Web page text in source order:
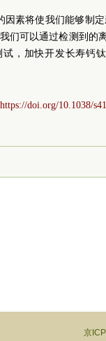
因素将使我们能够制
们可以通过检测到的
，加快开发长寿钙
https://doi.org/10.1038/
京